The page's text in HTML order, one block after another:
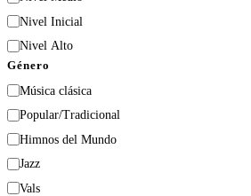
Nivel Inicial
Nivel Alto
Género
Música clásica
Popular/Tradicional
Himnos del Mundo
Jazz
Vals